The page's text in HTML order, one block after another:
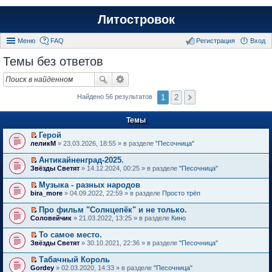
Литостровок
Меню FAQ Вход
Регистрация
Темы без ответов
Найдено 56 результатов 1 2
Темы
П
р
е
й
т
и
к
е
р
в
о
м
у
е
п
Герой
леликМ » 23.03.2026, 18:55 » в разделе "Песочница"
П
р
е
й
т
и
к
е
р
в
о
м
у
Антикайненград-2025.
Звёзды Светят » 14.12.2024, 00:25 » в разделе "Песочница"
П
р
е
й
т
и
к
е
Музыка - разных народов
bira_more » 04.09.2022, 22:59 » в разделе Просто трёп
П
р
й
т
и
к
Про фильм "Солнцепёк" и не только.
Соловейчик » 21.03.2022, 13:25 » в разделе Кино
П
р
й
То самое место.
Звёзды Светят » 30.10.2021, 22:36 » в разделе "Песочница"
П
Табачный Король
Gordey » 02.03.2020, 14:33 » в разделе "Песочница"